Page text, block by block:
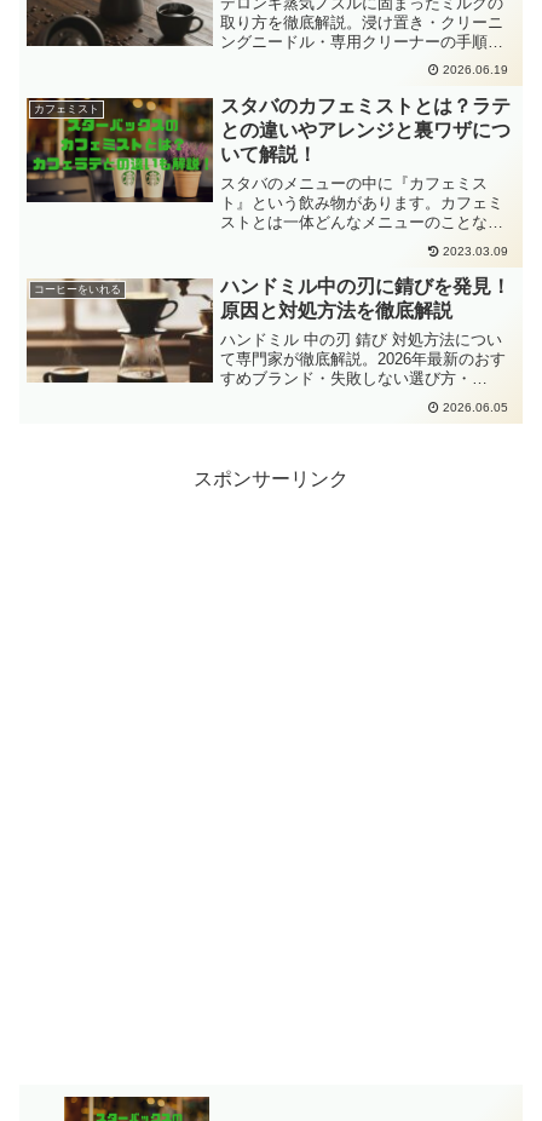
取り方を徹底解説。浸け置き・クリーニ
ングニードル・専用クリーナーの手順か
らモデル別の注意点、固着を防ぐ日常ケ
アまで、2026年最新情報をもとに詳しく
紹介します。
2026.06.19
カフェミスト
スタバのカフェミストとは？ラテ
との違いやアレンジと裏ワザにつ
いて解説！
スタバのメニューの中に『カフェミス
ト』という飲み物があります。カフェミ
ストとは一体どんなメニューのことなの
でしょうか？同じような商品でラテとい
うものがあるのですが、混同しやすいた
め、詳しい内容や違いについても解説し
ます！
2023.03.09
コーヒーをいれる
ハンドミル中の刃に錆びを発見！
原因と対処方法を徹底解説
ハンドミル 中の刃 錆び 対処方法につい
て専門家が徹底解説。2026年最新のおす
すめブランド・失敗しない選び方・
Amazon楽天の人気商品をまとめました。
2026.06.05
スポンサーリンク